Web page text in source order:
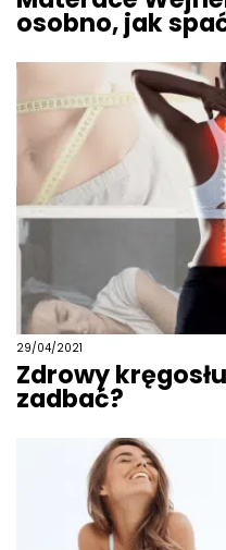
osobno, jak
29/04/2021
Zdrowy
zadbać?